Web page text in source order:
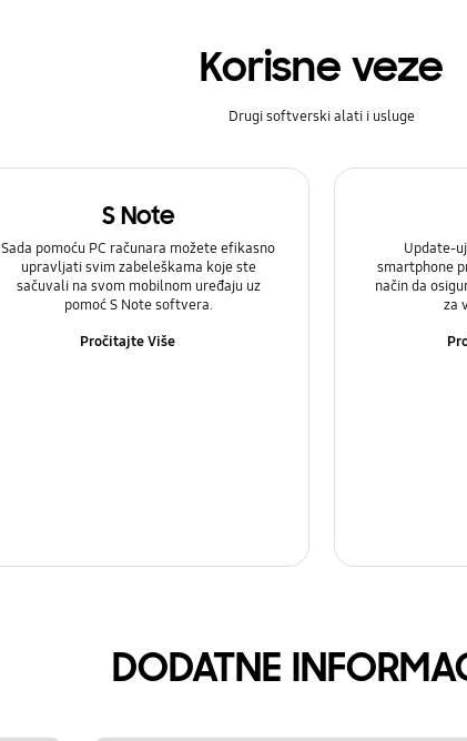
Korisne veze
Drugi softverski alati i usluge
S Note
Sada pomoću PC računara možete efikasno
upravljati svim zabeleškama koje ste
sačuvali na svom mobilnom uređaju uz
pomoć S Note softvera.
Pročitajte Više
Update-
smartphone
način da
za
DODATNE